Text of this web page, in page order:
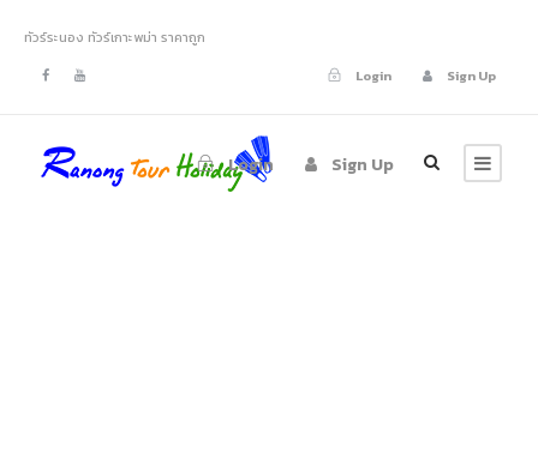
ทัวร์ระนอง ทัวร์เกาะพม่า ราคาถูก
Login
Sign Up
Login Sign Up